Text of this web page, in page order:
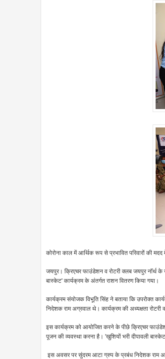
कोरोना काल में आर्थिक रूप से प्रभावित परिवारों की
जयपुर। क्रिएचर फाउंडेशन व रोटरी क्लब जयपुर नॉर्थ के
बास्केट' कार्यक्रम के अंतर्गत राशन वितरण किया गया।
कार्यक्रम संयोजक विभूति सिंह ने बताया कि उपरोक्त
निदेशक राम अग्रवाल थे। कार्यक्रम की अध्यक्षता
इस कार्यक्रम को आयोजित करने के पीछे क्रिएचर फाउंडेशन
पूजन की व्यवस्था करना है। 'खुशियों भरी दीपावली
इस अवसर पर सुंदरम आटा ग्रुप के प्रबंध निदेशक राम